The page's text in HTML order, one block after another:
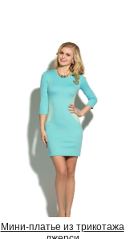
Мини-платье из трикотажа